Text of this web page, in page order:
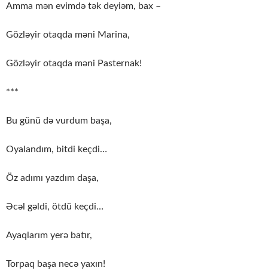
Amma mən evimdə tək deyiəm, bax –
Gözləyir otaqda məni Marina,
Gözləyir otaqda məni Pasternak!
***
Bu günü də vurdum başa,
Oyalandım, bitdi keçdi…
Öz adımı yazdım daşa,
Əcəl gəldi, ötdü keçdi…
Ayaqlarım yerə batır,
Torpaq başa necə yaxın!